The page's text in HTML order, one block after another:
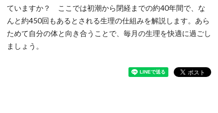
ていますか？ ここでは初潮から閉経までの約40年間で、な
んと約450回もあるとされる生理の仕組みを解説します。あら
ためて自分の体と向き合うことで、毎月の生理を快適に過ごし
ましょう。